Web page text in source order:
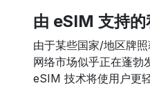
由 eSIM 支持
由于某些国家/地区牌
网络市场似乎正在蓬勃
eSIM 技术将使用户更